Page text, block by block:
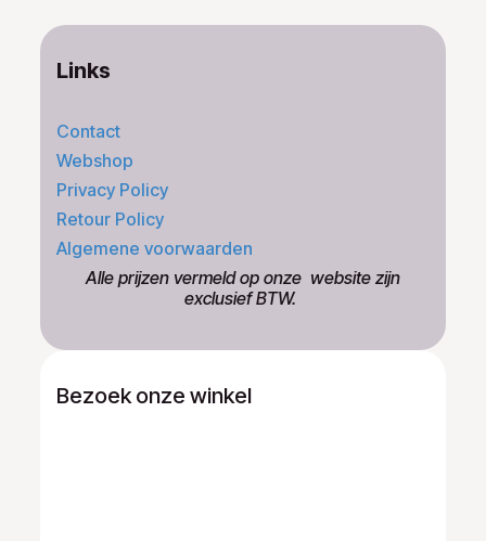
Links
Contact
Webshop
Privacy Policy
Retour Policy
Algemene voorwaarden
​Alle prijzen vermeld op onze ​website zijn
exclusief BTW.
Bezoek onze winkel